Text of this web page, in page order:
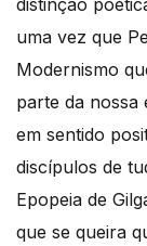
distinção
uma vez que
Modernismo
parte da nossa
em sentido
discípulos de
Epopeia de
que se queira